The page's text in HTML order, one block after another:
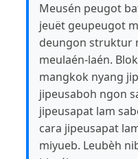
Meusén peugot
jeuët geupeugot
deungon struktur
meulaén-laén.
mangkok nyang
jipeusaboh ngon
jipeusapat lam
cara jipeusapat
miyueb. Leubèh